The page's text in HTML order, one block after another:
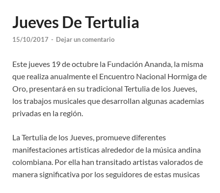
Jueves De Tertulia
15/10/2017 - Dejar un comentario
Este jueves 19 de octubre la Fundación Ananda, la misma
que realiza anualmente el Encuentro Nacional Hormiga de
Oro, presentará en su tradicional Tertulia de los Jueves,
los trabajos musicales que desarrollan algunas academias
privadas en la región.
La Tertulia de los Jueves, promueve diferentes
manifestaciones artisticas alrededor de la música andina
colombiana. Por ella han transitado artistas valorados de
manera significativa por los seguidores de estas musicas